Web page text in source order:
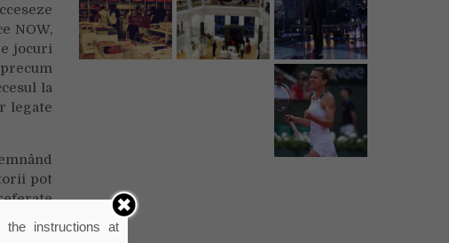
NOW,
jocuri
la
legate
pot
the instructions at